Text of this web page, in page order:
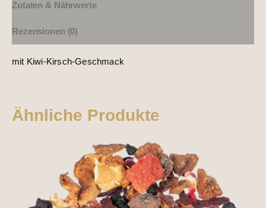
Zutaten & Nährwerte
Rezensionen (0)
mit Kiwi-Kirsch-Geschmack
Ähnliche Produkte